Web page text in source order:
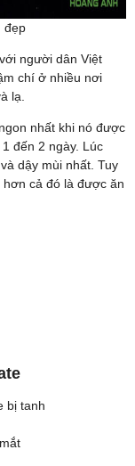
đẹp
người dân Việt
chí ở nhiều nơi
lạ.
nhất khi nó được
đến 2 ngày. Lúc
dậy mùi nhất. Tuy
cả đó là được ăn
bị tanh